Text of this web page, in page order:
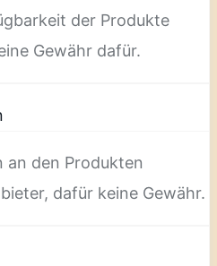
der Produkte
Gewähr dafür.
an den Produkten
dafür keine Gewähr.